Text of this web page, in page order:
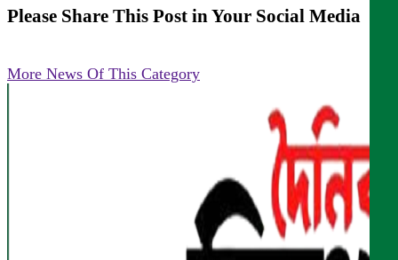
Please Share This Post in Your Social Media
More News Of This Category